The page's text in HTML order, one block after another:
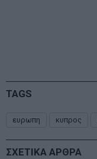
TAGS
ευρωπη κυπρος
ΣΧΕΤΙΚΑ ΑΡΘΡΑ